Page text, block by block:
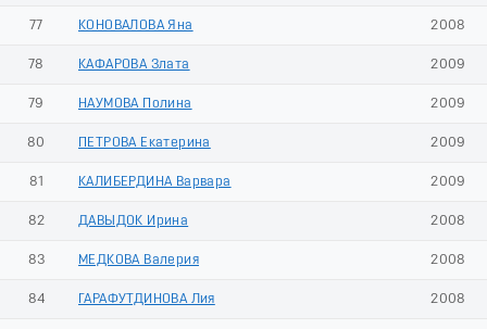
77 КОНОВАЛОВА Яна 2008
78 КАФАРОВА Злата 2009
79 НАУМОВА Полина 2009
80 ПЕТРОВА Екатерина 2009
81 КАЛИБЕРДИНА Варвара 2009
82 ДАВЫДОК Ирина 2008
83 МЕДКОВА Валерия 2008
84 ГАРАФУТДИНОВА Лия 2008